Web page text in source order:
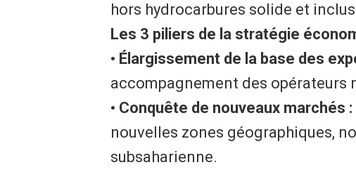
hors hydrocarbures solide et
Les 3 piliers de la stratégie
• Élargissement de la base des
accompagnement des opérateurs
• Conquête de nouveaux marchés :
nouvelles zones géographiques,
subsaharienne.